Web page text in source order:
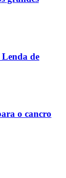
de
o cancro